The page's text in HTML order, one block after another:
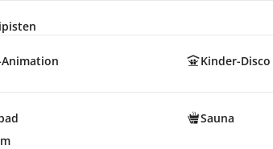
Kinder-Disco
Sauna